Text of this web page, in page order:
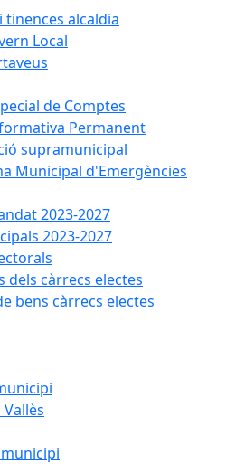
tinences alcaldia
Local
de Comptes
Permanent
supramunicipal
Municipal d'Emergències
2023-2027
2023-2027
dels càrrecs electes
bens càrrecs electes